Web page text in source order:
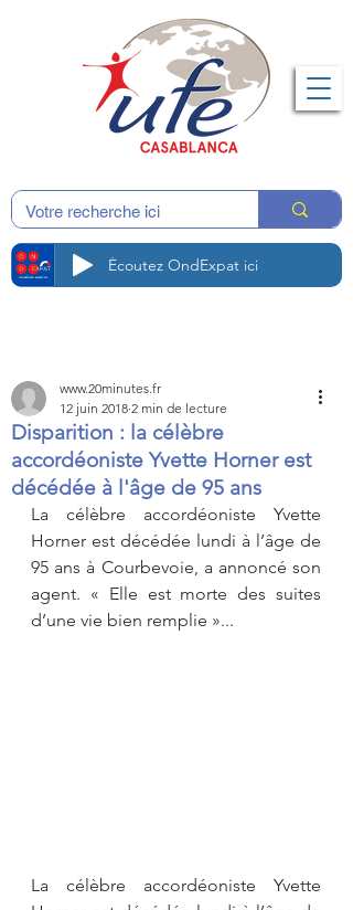
Écoutez OndExpat ici
Disparition : la célèbre
accordéoniste Yvette Horner est
décédée à l'âge de 95 ans
www.20minutes.fr
12 juin 2018 2 min de lecture
La célèbre accordéoniste Yvette
Horner est décédée lundi à l’âge de
95 ans à Courbevoie, a annoncé son
agent. « Elle est morte des suites
d’une vie bien remplie »...
La célèbre accordéoniste Yvette